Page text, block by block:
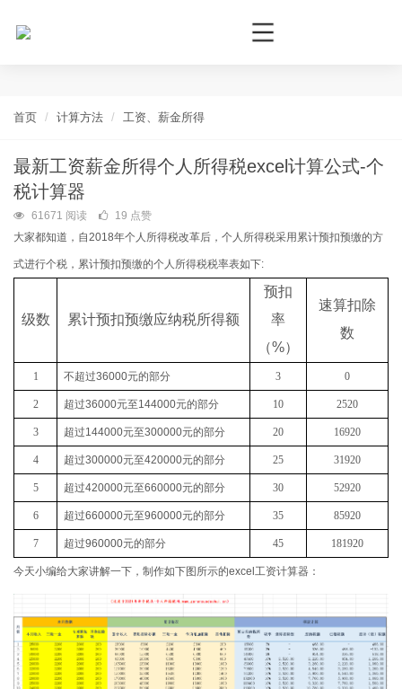
首页 计算方法 工资、薪金所得
最新工资薪金所得个人所得税excel计算公式-个
税计算器
61671 阅读
19 点赞
大家都知道，自2018年个人所得税改革后，个人所得税采用累计预扣预缴的方
式进行个税，累计预扣预缴的个人所得税税率表如下:
级数 累计预扣预缴应纳税所得额
预扣
率
（%）
速算扣除
数
1 不超过36000元的部分 3 0
2 超过36000元至144000元的部分 10 2520
3 超过144000元至300000元的部分 20 16920
4 超过300000元至420000元的部分 25 31920
5 超过420000元至660000元的部分 30 52920
6 超过660000元至960000元的部分 35 85920
7 超过960000元的部分 45 181920
今天小编给大家讲解一下，制作如下图所示的excel工资计算器：